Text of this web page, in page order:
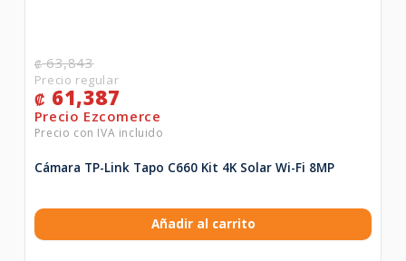
₡63,843
₡ 61,387
Cámara TP-Link Tapo C660 Kit 4K Solar Wi-Fi 8MP
Añadir al carrito